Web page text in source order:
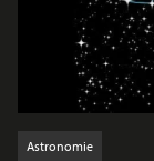
Astronomie